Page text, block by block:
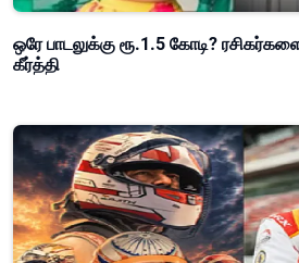
ஒரே பாடலுக்கு ரூ.1.5 கோடி?
கீர்த்தி